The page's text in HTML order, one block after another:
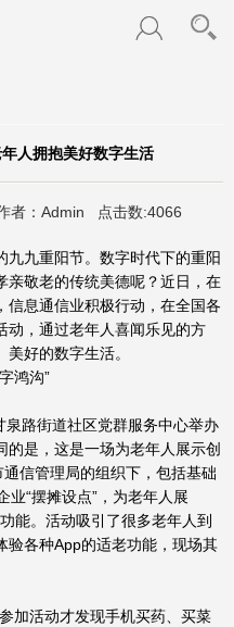
人拥抱美好数字生活
者：Admin 点击数:4066
九九重阳节。数字时代下的重阳
亲敬老的传统美德呢？近日，在
信息通信业积极行动，在全国各
动，通过老年人喜闻乐见的方
好的数字生活。
鸿沟”
泉路街道社区党群服务中心举办
是，这是一场为老年人展示创
信管理局的组织下，包括基础
业“摆摊设点”，为老年人展
能。活动吸引了很多老年人到
验各种App的适老功能，现场其
加活动才发现手机买药、买菜